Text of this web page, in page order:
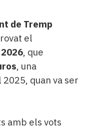
de Tremp
el
2026, que
, una
quan va ser
amb els vots